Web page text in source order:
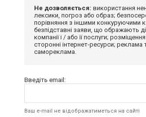
Не дозволяється: використання
лексики, погроз або образ;
порівняння з іншими конкуруючими
безпідставні заяви, що ображають
компанії і / або її послуги;
сторонні інтернет-ресурси; реклама
самореклама.
Введіть email:
Ваш e-mail не відображатиметься на сайті